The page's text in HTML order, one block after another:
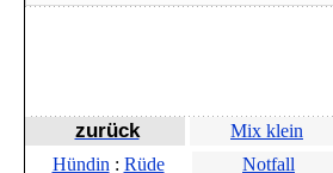
zurück Mix klein
Hündin : Rüde Notfall